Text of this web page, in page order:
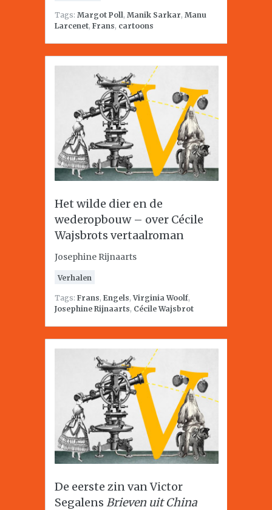
Tags: Margot Poll, Manik Sarkar, Manu
Larcenet, Frans, cartoons
Het wilde dier en de
wederopbouw – over Cécile
Wajsbrots vertaalroman
Josephine Rijnaarts
Verhalen
Tags: Frans, Engels,Virginia Woolf,
Josephine Rijnaarts, Cécile Wajsbrot
De eerste zin van Victor
Segalens Brieven uit China